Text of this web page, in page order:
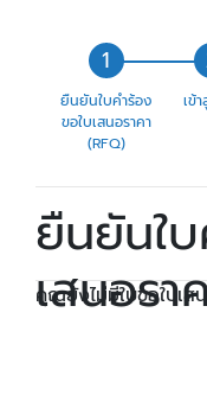
ยืนยันใบคำร้อง
ขอใบเสนอราคา
(RFQ)
เข้
ยืนยันใ
เสนอรา
คุณยังไม่มีใบขอใบเส